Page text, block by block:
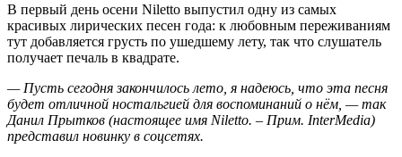
В первый день осени Niletto выпустил одну из самых
красивых лирических песен года: к любовным переживаниям
тут добавляется грусть по ушедшему лету, так что слушатель
получает печаль в квадрате.
— Пусть сегодня закончилось лето, я надеюсь, что эта песня
будет отличной ностальгией для воспоминаний о нём, — так
Данил Прытков (настоящее имя Niletto. – Прим. InterMedia)
представил новинку в соцсетях.